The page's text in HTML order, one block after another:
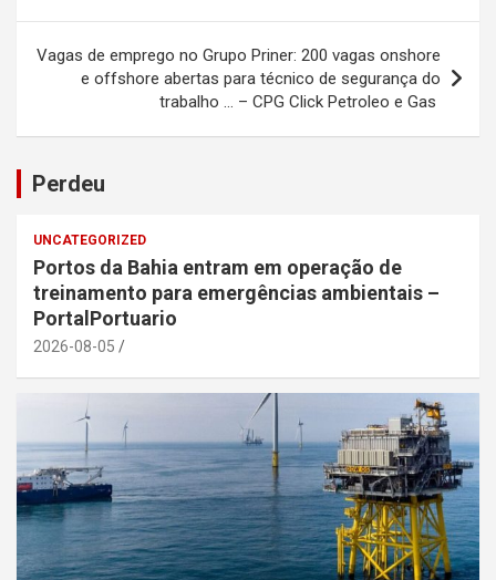
Post
Vagas de emprego no Grupo Priner: 200 vagas onshore
e offshore abertas para técnico de segurança do
trabalho … – CPG Click Petroleo e Gas
Perdeu
UNCATEGORIZED
Portos da Bahia entram em operação de
treinamento para emergências ambientais –
PortalPortuario
2026-08-05